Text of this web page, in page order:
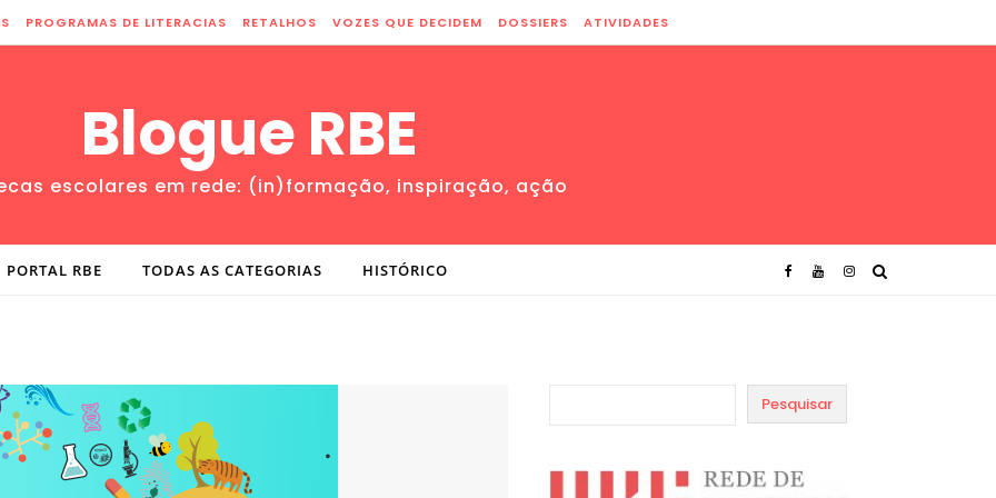
PROGRAMAS DE LITERACIAS RETALHOS VOZES QUE DECIDEM DOSSIERS ATIVIDADES
Blogue RBE
escolares em rede: (in)formação, inspiração, ação
PORTAL RBE TODAS AS CATEGORIAS HISTÓRICO
Pesquisar